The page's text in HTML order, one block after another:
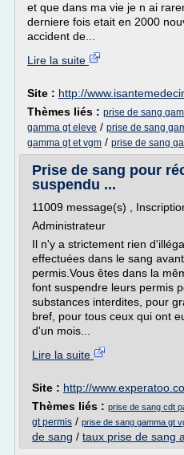
et que dans ma vie je n ai
derniere fois etait en 2000
accident de...
Lire la suite
Site : http://
Thèmes liés : prise de sang
gamma gt eleve / prise de sang
gamma gt et vgm / prise de sang
Prise de sang pour
suspendu ...
11009 message(s) ,
Administrateur
Il n'y a strictement rien
effectuées dans le sang
permis.Vous êtes dans la
font suspendre leurs permis
substances interdites, pour
bref, pour tous ceux qui ont
d'un mois...
Lire la suite
Site : http://
Thèmes liés : prise de sang cdt
gt permis / prise de sang gamma gt
de sang / taux prise de sang